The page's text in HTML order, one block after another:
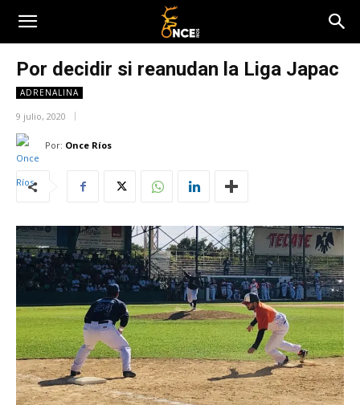
Por decidir si reanudan la Liga Japac
ADRENALINA
9 julio, 2020
Por: Once Ríos